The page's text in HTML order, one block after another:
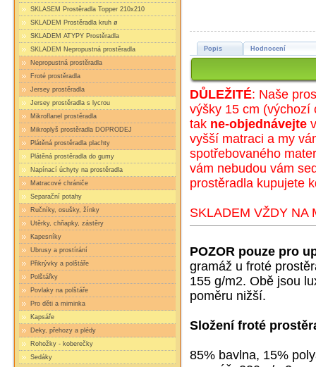
SKLASEM Prostěradla Topper 210x210
SKLADEM Prostěradla kruh ø
SKLADEM ATYPY Prostěradla
SKLADEM Nepropustná prostěradla
Nepropustná prostěradla
Froté prostěradla
Jersey prostěradla
Jersey prostěradla s lycrou
Mikroflanel prostěradla
Mikroplyš prostěradla DOPRODEJ
Plátěná prostěradla plachty
Plátěná prostěradla do gumy
Napínací úchyty na prostěradla
Matracové chrániče
Separační potahy
Ručníky, osušky, žínky
Utěrky, chňapky, zástěry
Kapesníky
Ubrusy a prostírání
Přikrývky a polštáře
Polštářky
Povlaky na polštáře
Pro děti a miminka
Kapsáře
Deky, přehozy a plédy
Rohožky - koberečky
Sedáky
Popis Hodnocení
DŮLEŽITÉ: Naše
výšky 15 cm (výchozí
tak ne-objednávejte
vyšší matraci a my
spotřebovaného
vám nebudou vám
prostěradla kupujete
SKLADEM VŽDY NA
POZOR pouze pro
gramáž u froté
155 g/m2. Obě jsou
poměru nižší.
Složení froté
85% bavlna, 15%